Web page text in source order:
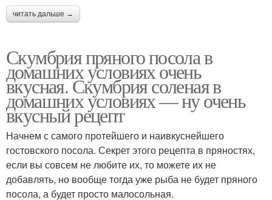
читать дальше →
Скумбрия пряного посола в
домашних условиях очень
вкусная. Скумбрия соленая в
домашних условиях — ну очень
вкусный рецепт
Начнем с самого протейшего и наивкуснейшего
гостовского посола. Секрет этого рецепта в пряностях,
если вы совсем не любите их, то можете их не
добавлять, но вообще тогда уже рыба не будет пряного
посола, а будет просто малосольная.